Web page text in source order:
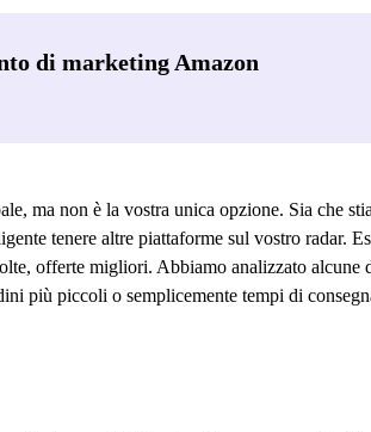
di marketing Amazon
ma non è la vostra unica opzione. Sia che
tenere altre piattaforme sul vostro radar.
offerte migliori. Abbiamo analizzato
più piccoli o semplicemente tempi di